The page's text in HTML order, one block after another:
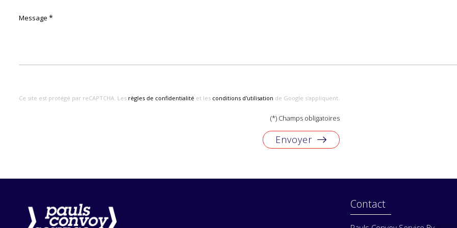
Message *
Ce site est protégé par reCAPTCHA. Les règles de confidentialité et les conditions d'utilisation de Google s'appliquent.
(*) Champs obligatoires
Envoyer
Contact